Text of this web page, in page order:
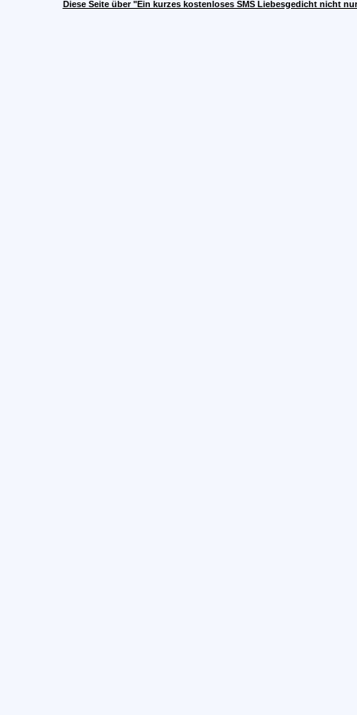
Diese Seite über "Ein kurzes kostenloses SMS Liebesgedicht nicht